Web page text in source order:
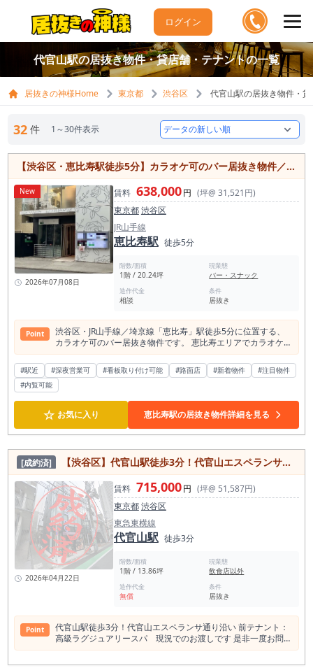
ログイン
代官山駅の居抜き物件・貸店舗・テナントの一覧
居抜きの神様Home 東京都 渋谷区 代官山駅の居抜き物件・
32 件 1～30件表示
【渋谷区・恵比寿駅徒歩5分】カラオケ可のバー居抜き物件／個室・カウンターあり・モノトーン内装の約20.24坪
New
2026年07月08日
賃料 638,000円 (坪@ 31,521円)
東京都渋谷区
JR山手線
恵比寿駅 徒歩5分
階数/面積
1階 / 20.24坪
現業態
バー・スナック
造作代金
相談
条件
居抜き
Point
渋谷区・JR山手線／埼京線「恵比寿」駅徒歩5分に位置する、
カラオケ可のバー居抜き物件です。 恵比寿エリアでカラオケバ
ー、スナック、会員制バー、ラウンジ系業態、紹介制バー、二
次会利用を狙う店舗を検討している方に、ぜひ現地をご確認い
ただきたい募集案件です。 本物件の大きな魅力は、恵比寿駅徒
きる点です。 恵比寿は、飲食感度の高いビジネス層、経営者
層、会食利用、二軒目需要、紹介制・会員制の店舗利用と相性
が良いエリアです。 一方で、恵比寿徒歩圏でカラオケができる
店舗は多くないとされており、カラオケバー開業を検討してい
ーで勝算を作るうえでは、単に「歌える店」にするだけでは不
十分です。 重要なのは、誰が、どのタイミングで、どのように
使う店にするかです。 例えば、会食後の二軒目利用を狙うカラ
オケバー、常連客を積み上げる会員制バー、経営者・士業・広
告・IT系ビジネス層が使いやすい紹介制ラウンジ、女性同士で
も入りやすい清潔感のあるカラオケバーなど、恵比寿の客層に
合わせた設計が重要になります。 成功パターンとして考えやす
いのは、「一次会ではなく二軒目需要に振り切る店舗」です。
恵比寿は飲食店が多く、食事の後にもう一軒行きたい需要が発
生しやすいエリアです。 そのため、食事メニューで大きく勝負
するよりも、ドリンク、接客、空間、カラオケ、居心地の良さ
を軸にした店舗設計が検討できます。 特に、個室や落ち着いた
席を活かせる場合は、少人数の二軒目利用、接待後の利用、仲
間内の飲み直しなどを狙いやすくなります。 また、会員制・紹
は、単発の通行客だけでなく、知人紹介や常連客による再来店
を積み上げる業態と相性があります。 店名や看板で広く集める
よりも、「知っている人だけが使う店」「紹介された人が来る
#駅近 #深夜営業可 #看板取り付け可能 #路面店 #新着物件
#注目物件
#内覧可能
☆ お気に入り 恵比寿駅の居抜き物件詳細を見る
[成約済] 【渋谷区】代官山駅徒歩3分！代官山エスペランサ通り沿い 1階
2026年04月22日
賃料 715,000円 (坪@ 51,587円)
東京都渋谷区
東急東横線
代官山駅 徒歩3分
階数/面積
1階 / 13.86坪
現業態
飲食店以外
造作代金
無償
条件
居抜き
Point
代官山駅徒歩3分！代官山エスペランサ通り沿い 前テナント：
高級ラグジュアリースパ 現況でのお渡しです 是非一度お問い
合わせください！